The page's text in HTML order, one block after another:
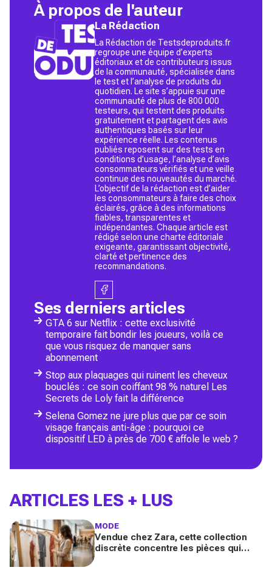
À propos de l'auteur
La Rédaction
La Rédaction de Testsdeproduits.fr
regroupe une équipe d’experts
éditoriaux et de contributeurs issus
de la communauté, spécialisée dans
le test et l’analyse de produits du
quotidien. Le site s’appuie sur une
communauté de plus de 800 000
testeurs, qui testent des produits
gratuitement et partagent des avis
authentiques basés sur leur
expérience réelle. Les contenus
publiés reposent sur des tests en
conditions d’usage, l’analyse d’avis
consommateurs vérifiés et une veille
continue des nouveautés du marché.
L’objectif de la rédaction est d’aider
les consommateurs à faire des choix
éclairés, grâce à des informations
fiables, transparentes et
indépendantes. Chaque article est
rédigé selon une charte éditoriale
exigeante, garantissant objectivité,
clarté et pertinence des
recommandations.
Ses derniers articles
GTA 6 sur Netflix : cette exclusivité
temporaire fait bondir les joueurs, voilà ce
que vous risquez de manquer sans
abonnement
Stop aux plaquages qui ruinent les cheveux
bouclés : ce soin coiffant 98 % naturel Les
Secrets de Loly fait la différence
Selena Gomez ne jure plus que par ce soin
visage français anti-âge : pourquoi ce
dispositif LED à près de 700 € affole le web ?
ARTICLES LES + LUS
MODE
Vendue chez Zara, cette collection
discrète concentre les pièces qui